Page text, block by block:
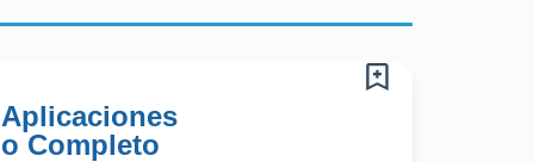
Completo